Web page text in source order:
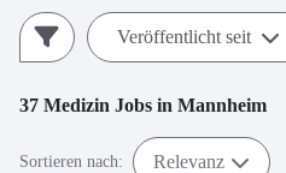
Veröffentlicht seit
37 Medizin Jobs in Mannheim
Sortieren nach: Relevanz